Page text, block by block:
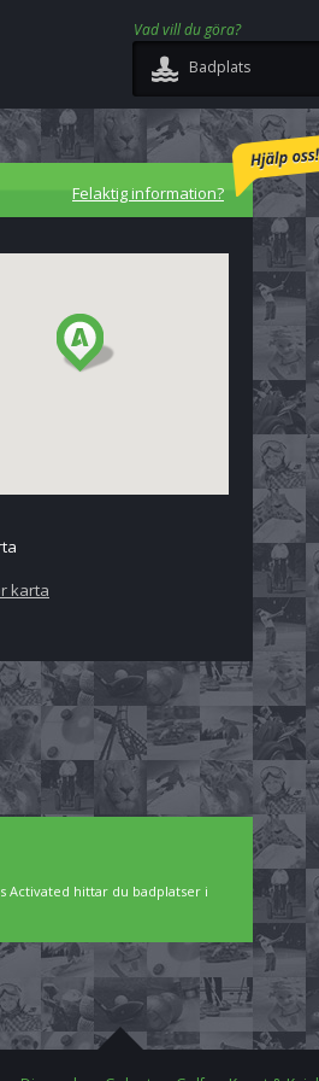
Vad vill du göra?
Badplats
Felaktig information?
karta
Activated hittar du badplatser i